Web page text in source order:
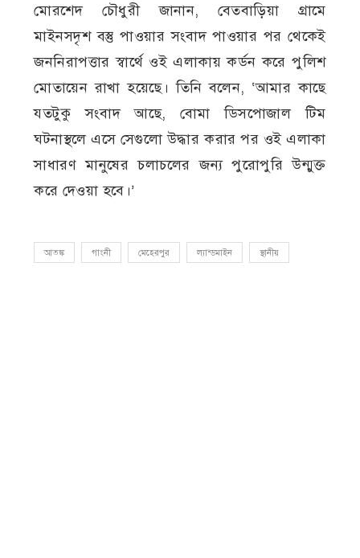
মোরশেদ চৌধুরী জানান, বেতবাড়িয়া গ্রামে
মাইনসদৃশ বস্তু পাওয়ার সংবাদ পাওয়ার পর থেকেই
জননিরাপত্তার স্বার্থে ওই এলাকায় কর্ডন করে পুলিশ
মোতায়েন রাখা হয়েছে। তিনি বলেন, ‘আমার কাছে
যতটুকু সংবাদ আছে, বোমা ডিসপোজাল টিম
ঘটনাস্থলে এসে সেগুলো উদ্ধার করার পর ওই এলাকা
সাধারণ মানুষের চলাচলের জন্য পুরোপুরি উন্মুক্ত
করে দেওয়া হবে।’
আতঙ্ক গাংনী মেহেরপুর ল্যান্ডমাইন স্থানীয়